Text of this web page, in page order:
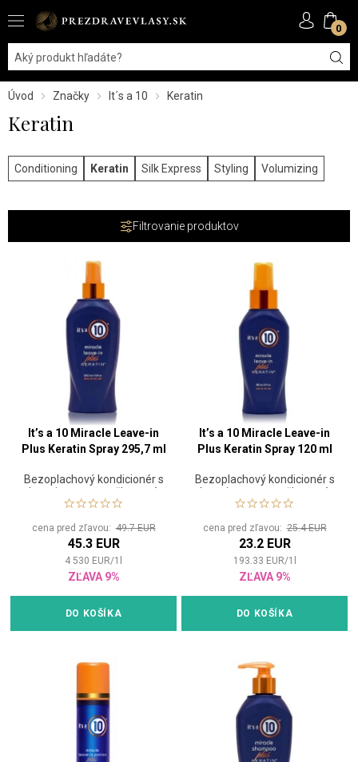
0
Úvod Značky It´s a 10 Keratin
Keratin
Conditioning Keratin Silk Express Styling Volumizing
Filtrovanie produktov
It’s a 10 Miracle Leave-in
Plus Keratin Spray 295,7 ml
Bezoplachový kondicionér s
keratinem pro poškozené
vlasy
cena pred zľavou:49.7 EUR
45.3 EUR
4 530 EUR/1
ZĽAVA 9%
DO KOŠÍKA
It’s a 10 Miracle Leave-in
Plus Keratin Spray 120 ml
Bezoplachový kondicionér s
keratinem pro poškozené
vlasy
cena pred zľavou:25.4 EUR
23.2 EUR
193.33 EUR/1
ZĽAVA 9%
DO KOŠÍKA